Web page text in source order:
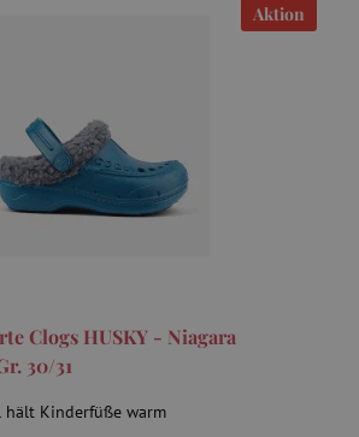
Aktion
Clogs HUSKY - Niagara
30/31
Kinderfüße warm